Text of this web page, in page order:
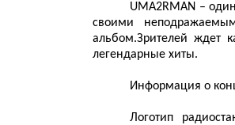
UMA2RMAN –
своими
альбом.Зрителей ждет
легендарные хиты.
Информация о
Логотип